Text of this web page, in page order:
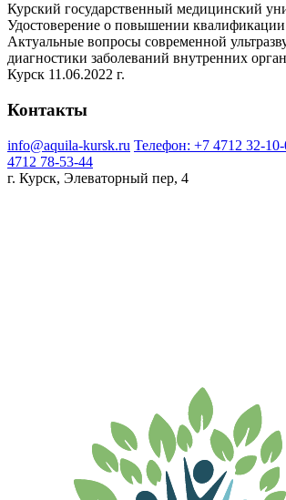
Курский государственный медицинский
Удостоверение о повышении квалификации
Актуальные вопросы современной
диагностики заболеваний внутренних
Курск 11.06.2022 г.
Контакты
info@aquila-kursk.ru Телефон: +7 4712 32-
4712 78-53-44
г. Курск, Элеваторный пер, 4